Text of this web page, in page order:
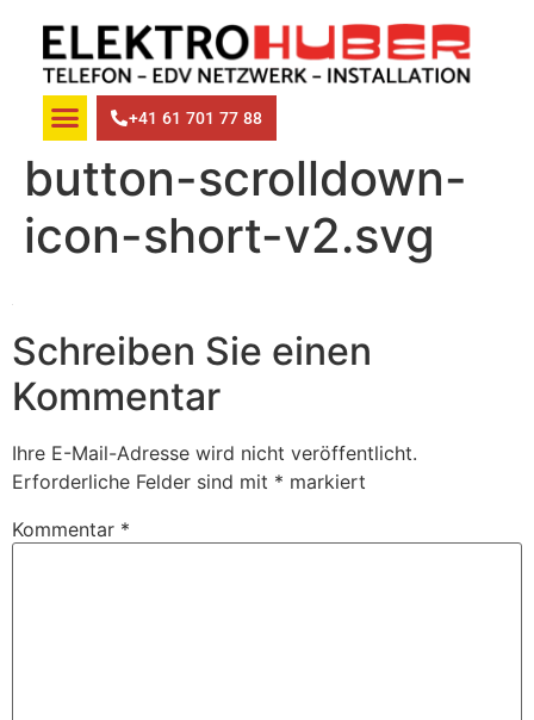
+41 61 701 77 88
button-scrolldown-
icon-short-v2.svg
Schreiben Sie einen
Kommentar
Ihre E-Mail-Adresse wird nicht veröffentlicht.
Erforderliche Felder sind mit * markiert
Kommentar *